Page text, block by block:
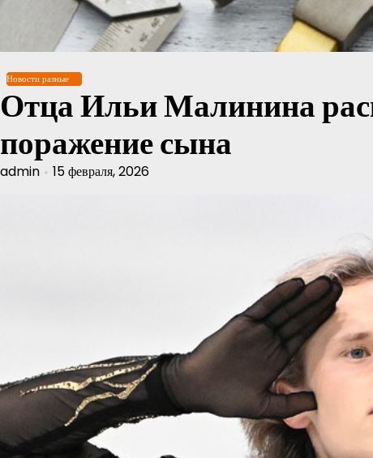
содержимому
Новости разные
Отца Ильи Малинина
поражение сына
admin 15 февраля, 2026